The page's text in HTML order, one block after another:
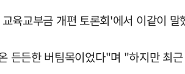
육교부금 개편 토론회'에서 이같이 말
든든한 버팀목이었다"며 "하지만 최